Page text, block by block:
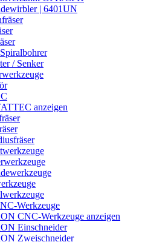
| 6401UN
/ Senker
anzeigen
Werkzeuge
CNC-Werkzeuge anzeigen
Einschneider
Zweischneider